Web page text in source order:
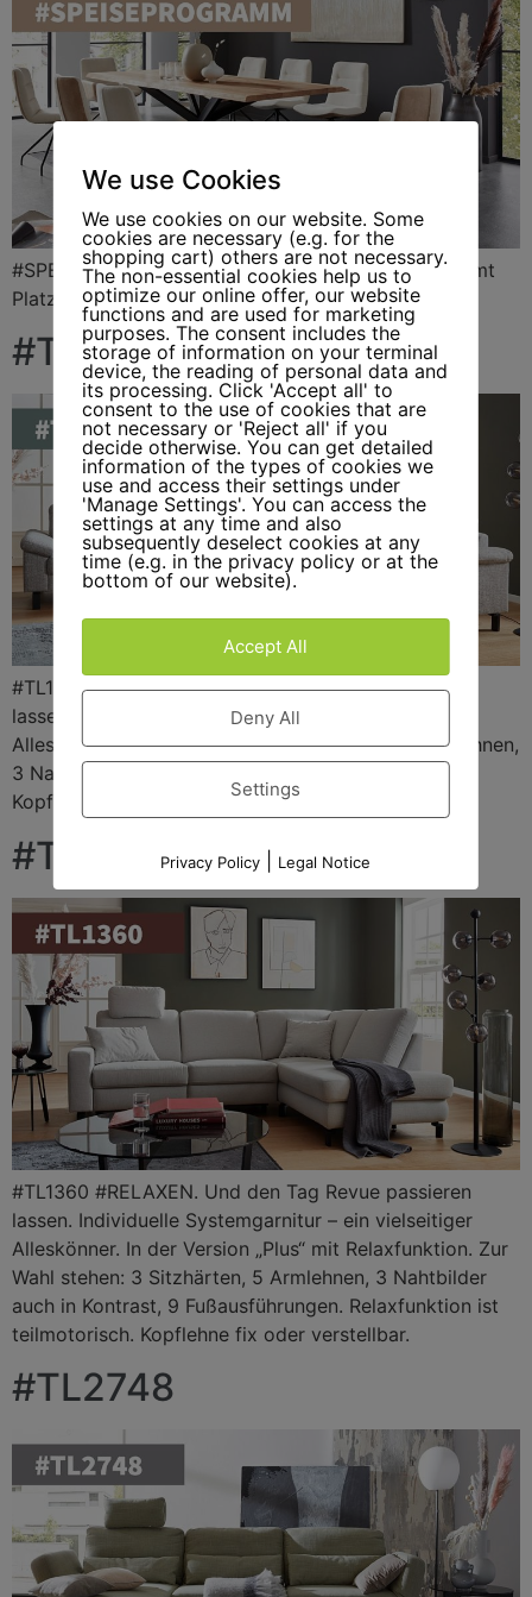
#SPEISEPROGRAMM #GASTLICHKEIT. Freunde nehmt
Platz.
#TL1360
#TL1360 #RELAXEN. Und den Tag Revue passieren
lassen. Individuelle Systemgarnitur – ein vielseitiger
Alleskönner. Zur Wahl stehen: 3 Sitzhärten, 5 Armlehnen,
3 Nahtbilder auch in Kontrast, 9 Fußausführungen.
Kopflehne fix oder verstellbar.
#TL1360
#TL1360 #RELAXEN. Und den Tag Revue passieren
lassen. Individuelle Systemgarnitur – ein vielseitiger
Alleskönner. In der Version „Plus“ mit Relaxfunktion. Zur
Wahl stehen: 3 Sitzhärten, 5 Armlehnen, 3 Nahtbilder
auch in Kontrast, 9 Fußausführungen. Relaxfunktion ist
teilmotorisch. Kopflehne fix oder verstellbar.
#TL2748
We use Cookies
We use cookies on our website. Some
cookies are necessary (e.g. for the
shopping cart) others are not necessary.
The non-essential cookies help us to
optimize our online offer, our website
functions and are used for marketing
purposes. The consent includes the
storage of information on your terminal
device, the reading of personal data and
its processing. Click 'Accept all' to
consent to the use of cookies that are
not necessary or 'Reject all' if you
decide otherwise. You can get detailed
information of the types of cookies we
use and access their settings under
'Manage Settings'. You can access the
settings at any time and also
subsequently deselect cookies at any
time (e.g. in the privacy policy or at the
bottom of our website).
Accept All
Deny All
Settings
Privacy Policy Legal Notice